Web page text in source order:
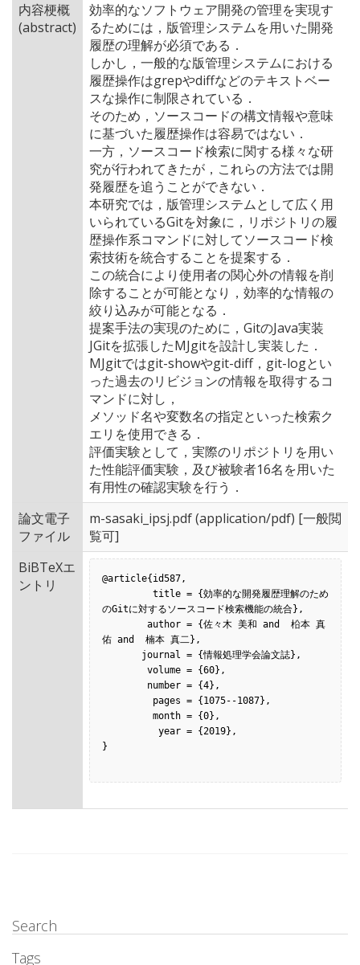
内容梗概
(abstract)
効率的なソフトウェア開発の管理を実現す
るためには，版管理システムを用いた開発
履歴の理解が必須である．
しかし，一般的な版管理システムにおける
履歴操作はgrepやdiffなどのテキストベー
スな操作に制限されている．
そのため，ソースコードの構文情報や意味
に基づいた履歴操作は容易ではない．
一方，ソースコード検索に関する様々な研
究が行われてきたが，これらの方法では開
発履歴を追うことができない．
本研究では，版管理システムとして広く用
いられているGitを対象に，リポジトリの履
歴操作系コマンドに対してソースコード検
索技術を統合することを提案する．
この統合により使用者の関心外の情報を削
除することが可能となり，効率的な情報の
絞り込みが可能となる．
提案手法の実現のために，GitのJava実装
JGitを拡張したMJgitを設計し実装した．
MJgitではgit-showやgit-diff，git-logとい
った過去のリビジョンの情報を取得するコ
マンドに対し，
メソッド名や変数名の指定といった検索ク
エリを使用できる．
評価実験として，実際のリポジトリを用い
た性能評価実験，及び被験者16名を用いた
有用性の確認実験を行う．
論文電子
ファイル
m-sasaki_ipsj.pdf(application/pdf) [一般閲
覧可]
BiBTeXエ
ントリ
@article{id587,
のGitに対するソースコード検索機能の統合},
佑 and  楠本 真二},
}
Search
Tags